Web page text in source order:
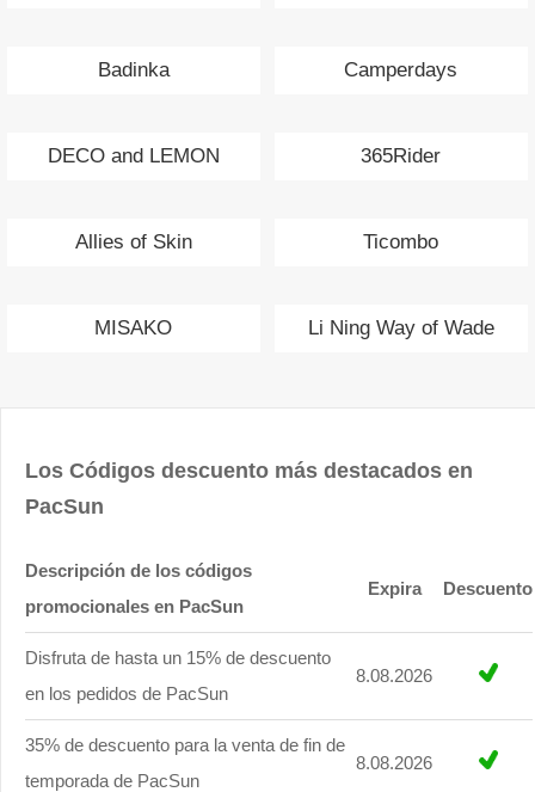
Badinka Camperdays
DECO and LEMON 365Rider
Allies of Skin Ticombo
MISAKO Li Ning Way of Wade
Los Códigos descuento más destacados en
PacSun
Descripción de los códigos
promocionales en PacSun
Expira Descuento
Disfruta de hasta un 15% de descuento
en los pedidos de PacSun
8.08.2026
35% de descuento para la venta de fin de
temporada de PacSun
8.08.2026